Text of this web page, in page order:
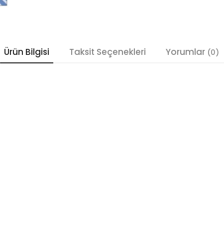
Ürün Bilgisi Taksit Seçenekleri Yorumlar (0)